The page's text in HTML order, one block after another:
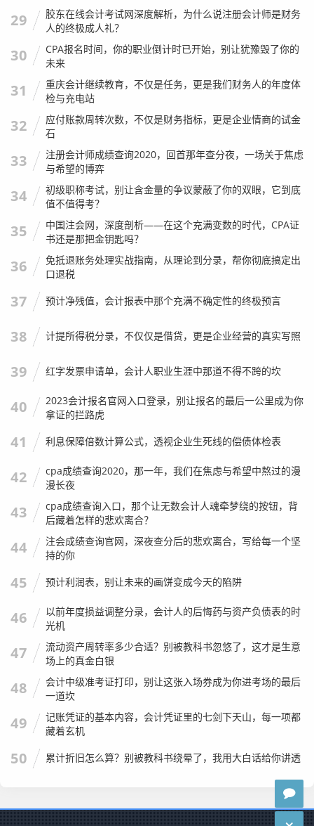
了省事而偷的那点懒。
给老板和会计的几句掏心窝子的话
文章的最后，我想跳出技术层面,给看到这篇文章的老板和同
行们几句建议。
给老板们：请重视年检报告书，不要觉得这是财务部门的小
如对外担保、股权变更，涉及到公司的战略决策，需要老板
亲自把关，特别是那些“认缴出资”和“实缴出资”的差额，那是
老板需要承担的有限责任边界,心里要有数。
给会计同行们：年检报告书是保护我们自己的护身符，很多
时候，老板为了省税或者粉饰报表，要求会计在年检时填假
数据，这时候，作为专业的财务人员，一定要守住底线，你
帮凶，一旦出事，法律责任跑不掉，老板可以说“我不懂财务
记得有一次，一个刚入行的妹子问我：“前辈，老板让我把今
年的利润填负数，说为了少交点企业所得税，年检反正也不
我告诉她：“年检是公示给全世界看的，包括你的客户、你的
竞争对手、你的银行，你告诉全世界你亏得一塌糊涂，银行
敢贷给你款吗？客户敢跟你签大单吗？老板这是在捡芝麻丢
西瓜。”
那年公司虽然交了点税，但因为业绩增长，顺利拿到了银行
的授信,老板后来还特意感谢了那个妹子。
年检报告书，看似枯燥，实则波澜壮阔，它记录了企业的成
长，也折射了市场的变迁，从纸质到电子，从人工核查到大
作为注会行业的观察者，我真诚地希望每一位企业主都能把
这份报告书当成企业的“年度体检单”，认真对待每一个数
字，毕竟，在这个商业世界里，只有经得起检查的数据,才经
得起时间的考验。
口气，告诉自己：这不仅仅是在填表，这是在为企业的信誉
报告书。
29
胶东在线会计考试网深度解析，为什么说注册会计师是财务
人的终极成人礼？
30
CPA报名时间，你的职业倒计时已开始，别让犹豫毁了你的
未来
31
重庆会计继续教育，不仅是任务，更是我们财务人的年度体
检与充电站
32
应付账款周转次数，不仅是财务指标，更是企业情商的试金
石
33
注册会计师成绩查询2020，回首那年查分夜，一场关于焦虑
与希望的博弈
34
初级职称考试，别让含金量的争议蒙蔽了你的双眼，它到底
值不值得考？
35
中国注会网，深度剖析——在这个充满变数的时代，CPA证
书还是那把金钥匙吗？
36
免抵退账务处理实战指南，从理论到分录，帮你彻底搞定出
口退税
37 预计净残值，会计报表中那个充满不确定性的终极预言
38 计提所得税分录，不仅仅是借贷，更是企业经营的真实写照
39 红字发票申请单，会计人职业生涯中那道不得不跨的坎
40
2023会计报名官网入口登录，别让报名的最后一公里成为你
拿证的拦路虎
41 利息保障倍数计算公式，透视企业生死线的偿债体检表
42
cpa成绩查询2020，那一年，我们在焦虑与希望中熬过的漫
漫长夜
43
cpa成绩查询入口，那个让无数会计人魂牵梦绕的按钮，背
后藏着怎样的悲欢离合？
44
注会成绩查询官网，深夜查分后的悲欢离合，写给每一个坚
持的你
45 预计利润表，别让未来的画饼变成今天的陷阱
46
以前年度损益调整分录，会计人的后悔药与资产负债表的时
光机
47
流动资产周转率多少合适？别被教科书忽悠了，这才是生意
场上的真金白银
48
会计中级准考证打印，别让这张入场券成为你进考场的最后
一道坎
49
记账凭证的基本内容，会计凭证里的七剑下天山，每一项都
藏着玄机
50 累计折旧怎么算？别被教科书绕晕了，我用大白话给你讲透